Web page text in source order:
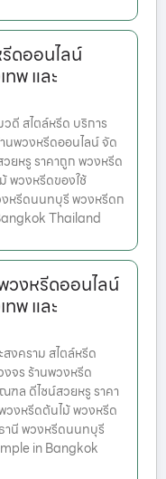
ดออนไลน์
พ และ
ดี สไตล์หรีด บริการ
นพวงหรีดออนไลน์ จัด
ยหรู ราคาถูก พวงหรีด
พวงหรีดของใช้
หรีดนนทบุรี พวงหรีดก
Thailand
วงหรีดออนไลน์
พ และ
งคราม สไตล์หรีด
จร ร้านพวงหรีด
ฑล ดีไซน์สวยหรู ราคา
งหรีดต้นไม้ พวงหรีด
านี พวงหรีดนนทบุรี
in Bangkok